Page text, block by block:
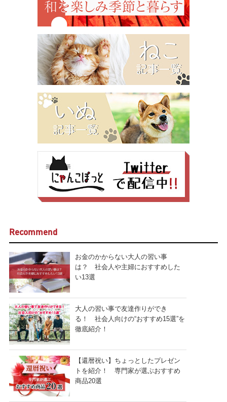
Recommend
お金のかからない大人の習い事
は？ 社会人や主婦におすすめした
い13選
大人の習い事で友達作りができ
る！ 社会人向けの“おすすめ15選”を
徹底紹介！
【還暦祝い】ちょっとしたプレゼン
トを紹介！ 専門家が選ぶおすすめ
商品20選